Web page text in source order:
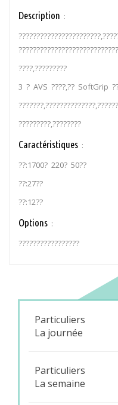
Description :
????,?????????
3 ? AVS ????,?? SoftGrip
?????????,????????
Caractéristiques :
??:1700? 220? 50??
??:27??
??:12??
Options :
?????????????????
Particuliers
La journée
Particuliers
La semaine